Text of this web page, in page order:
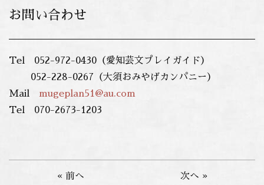
お問い合わせ
Tel 052-972-0430（愛知芸文プレイガイド）
052-228-0267（大須おみやげカンパニー）
Mail mugeplan51@au.com
Tel 070-2673-1203
« 前へ 次へ »